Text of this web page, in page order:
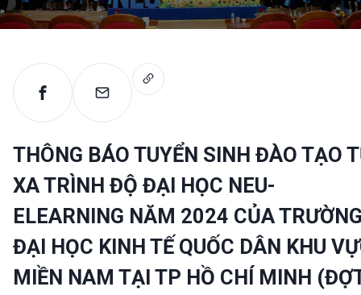
MINH (ĐỢT 4)
THÔNG BÁO TUYỂN SINH ĐÀO TẠO
XA TRÌNH ĐỘ ĐẠI HỌC NEU-
ELEARNING NĂM 2024 CỦA
ĐẠI HỌC KINH TẾ QUỐC DÂN KHU
MIỀN NAM TẠI TP HỒ CHÍ MINH